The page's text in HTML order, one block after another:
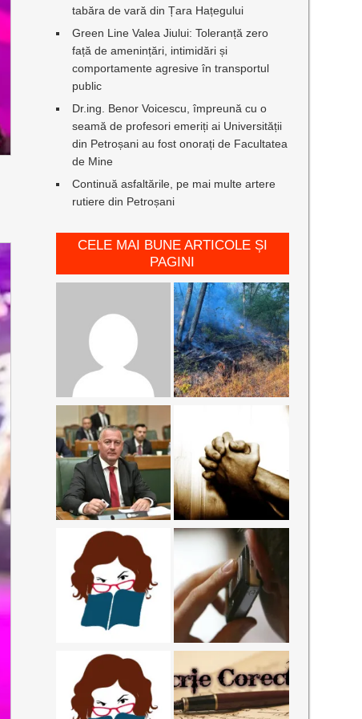
tabăra de vară din Țara Hațegului
Green Line Valea Jiului: Toleranță zero
față de amenințări, intimidări și
comportamente agresive în transportul
public
Dr.ing. Benor Voicescu, împreună cu o
seamă de profesori emeriți ai Universității
din Petroșani au fost onorați de Facultatea
de Mine
Continuă asfaltările, pe mai multe artere
rutiere din Petroșani
CELE MAI BUNE ARTICOLE ȘI
PAGINI